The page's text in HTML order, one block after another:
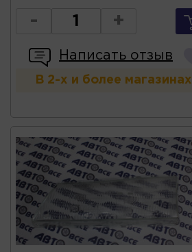
- +
Написать отзыв
В 2-х и более магазинах